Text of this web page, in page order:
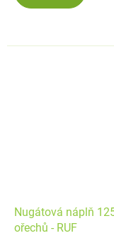
Nugátová náplň
ořechů - RUF